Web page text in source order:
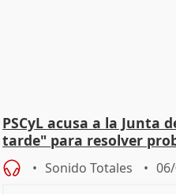
PSCyL acusa a la Junta
tarde" para resolver
Sonido Totales